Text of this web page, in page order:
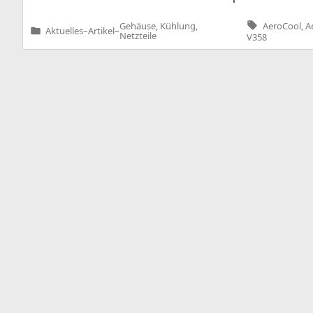
Veröffentlicht
Aktuelles–Artikel–Gehäuse, Kühlung,
Netzteile
Tags:
AeroCool,
V358